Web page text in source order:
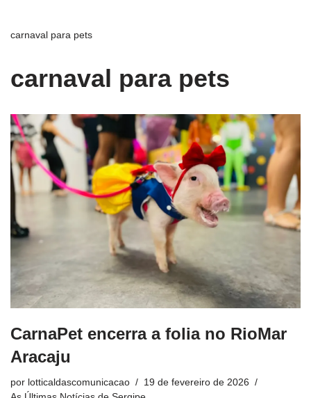
carnaval para pets
carnaval para pets
CarnaPet encerra a folia no RioMar
Aracaju
por lotticaldascomunicacao
19 de fevereiro de 2026